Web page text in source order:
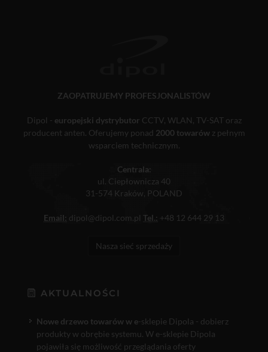
ZAOPATRUJEMY PROFESJONALISTÓW
Dipol - europejski dystrybutor CCTV, WLAN, TV-SAT oraz
producent anten. Oferujemy ponad 2000 towarówz pełnym
wsparciem technicznym.
Centrala:
ul. Ciepłownicza 40
31-574 Kraków, POLAND
Email: dipol@dipol.com.pl Tel.: +48 12 644 29 13
Nasza sieć sprzedaży
AKTUALNOŚCI
Nowe drzewo towarów w e-sklepie Dipola - dobierz
produkty w obrębie systemu. W e-sklepie Dipola
pojawiła się możliwość przeglądania oferty